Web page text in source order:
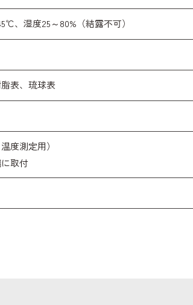
、湿度25～80%（結露不可）
表、琉球表
度測定用）
取付